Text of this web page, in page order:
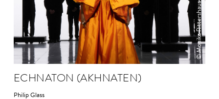
© Monika Rittershaus
ECHNA­TON (AKHNA­TEN)
Philip Glass